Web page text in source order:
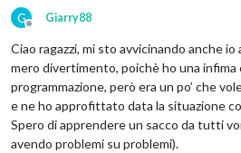
G
Offline
Giarry88
Ciao ragazzi, mi sto avvicinando anche
mero divertimento, poichè ho una infima
programmazione, però era un po’ che
e ne ho approfittato data la situazione
Spero di apprendere un sacco da tutti
avendo problemi su problemi).